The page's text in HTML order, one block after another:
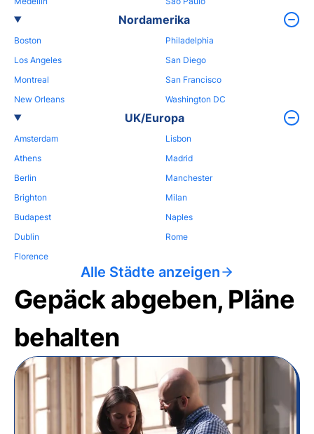
Nordamerika
Boston
Los Angeles
Montreal
New Orleans
Philadelphia
San Diego
San Francisco
Washington DC
UK/Europa
Amsterdam
Athens
Berlin
Brighton
Budapest
Dublin
Florence
Lisbon
Madrid
Manchester
Milan
Naples
Rome
Alle Städte anzeigen
Gepäck abgeben, Pläne
behalten